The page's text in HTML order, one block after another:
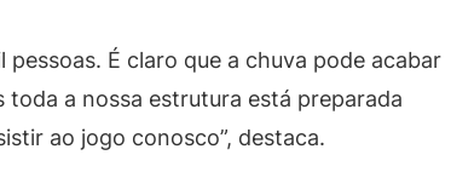
É claro que a chuva pode acabar
a nossa estrutura está preparada
ao jogo conosco”, destaca.